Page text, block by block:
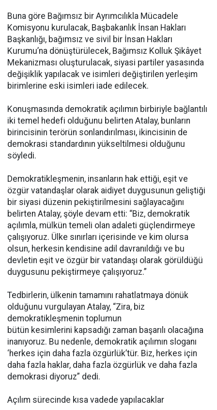
Buna göre Bağımsız bir Ayrımcılıkla Mücadele
Komisyonu kurulacak, Başbakanlık İnsan Hakları
Başkanlığı, bağımsız ve sivil bir İnsan Hakları
Kurumu’na dönüştürülecek, Bağımsız Kolluk Şikâyet
Mekanizması oluşturulacak, siyasi partiler yasasında
değişiklik yapılacak ve isimleri değiştirilen yerleşim
birimlerine eski isimleri iade edilecek.
Konuşmasında demokratik açılımın birbiriyle bağlantılı
iki temel hedefi olduğunu belirten Atalay, bunların
birincisinin terörün sonlandırılması, ikincisinin de
demokrasi standardının yükseltilmesi olduğunu
söyledi.
Demokratikleşmenin, insanların hak ettiği, eşit ve
özgür vatandaşlar olarak aidiyet duygusunun geliştiği
bir siyasi düzenin pekiştirilmesini sağlayacağını
belirten Atalay, şöyle devam etti: “Biz, demokratik
açılımla, mülkün temeli olan adaleti güçlendirmeye
çalışıyoruz. Ülke sınırları içerisinde ve kim olursa
olsun, herkesin kendisine adil davranıldığı ve bu
devletin eşit ve özgür bir vatandaşı olarak görüldüğü
duygusunu pekiştirmeye çalışıyoruz.”
Tedbirlerin, ülkenin tamamını rahatlatmaya dönük
olduğunu vurgulayan Atalay, “Zira, biz
demokratikleşmenin toplumun
bütün kesimlerini kapsadığı zaman başarılı olacağına
inanıyoruz. Bu nedenle, demokratik açılımın sloganı
‘herkes için daha fazla özgürlük’tür. Biz, herkes için
daha fazla haklar, daha fazla özgürlük ve daha fazla
demokrasi diyoruz” dedi.
Açılım sürecinde kısa vadede yapılacaklar